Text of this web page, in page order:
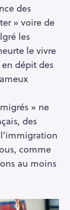
des
» voire de
les
le vivre
dépit des
» ne
des
comme
au moins